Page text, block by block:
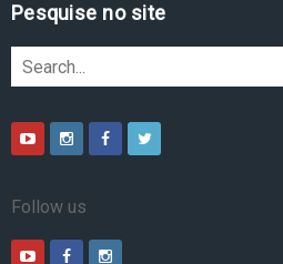
Pesquise no site
Follow us